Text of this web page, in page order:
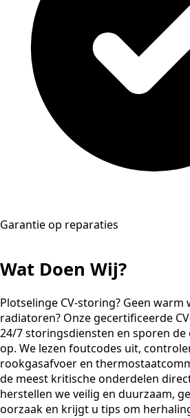
Garantie op reparaties
Wat Doen Wij?
Plotselinge CV-storing? Geen
radiatoren? Onze gecertificeerde
24/7 storingsdiensten en sporen de
op. We lezen foutcodes uit,
rookgasafvoer en
de meest kritische onderdelen
herstellen we veilig en duurzaam,
oorzaak en krijgt u tips om